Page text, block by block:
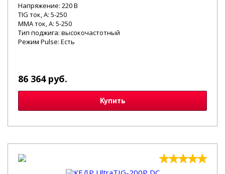
Напряжение: 220 В
TIG ток, А: 5-250
MMA ток, А: 5-250
Тип поджига: высокочастотный
Режим Pulse: Есть
86 364 руб.
Купить